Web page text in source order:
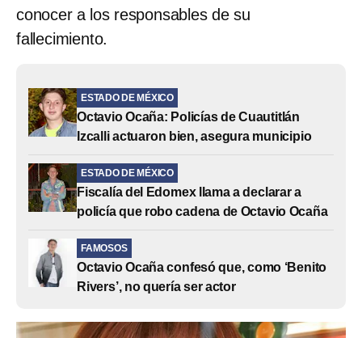
conocer a los responsables de su
fallecimiento.
ESTADO DE MÉXICO
Octavio Ocaña: Policías de Cuautitlán
Izcalli actuaron bien, asegura municipio
ESTADO DE MÉXICO
Fiscalía del Edomex llama a declarar a
policía que robo cadena de Octavio Ocaña
FAMOSOS
Octavio Ocaña confesó que, como ‘Benito
Rivers’, no quería ser actor